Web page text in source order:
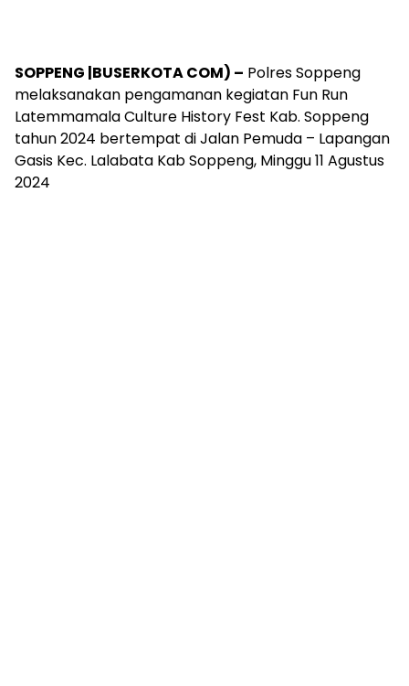
SOPPENG |BUSERKOTA COM) – Polres Soppeng
melaksanakan pengamanan kegiatan Fun Run
Latemmamala Culture History Fest Kab. Soppeng
tahun 2024 bertempat di Jalan Pemuda – Lapangan
Gasis Kec. Lalabata Kab Soppeng, Minggu 11 Agustus
2024